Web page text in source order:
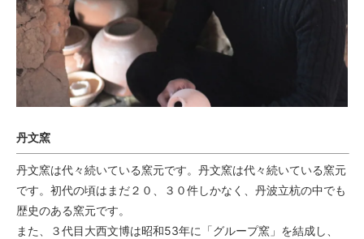
丹文窯
丹文窯は代々続いている窯元です。丹文窯は代々続いている窯元
です。初代の頃はまだ２０、３０件しかなく、丹波立杭の中でも
歴史のある窯元です。
また、３代目大西文博は昭和53年に「グループ窯」を結成し、